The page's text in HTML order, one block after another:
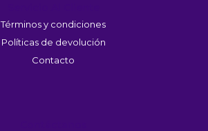
Términos y condiciones
Políticas de devolución
Contacto